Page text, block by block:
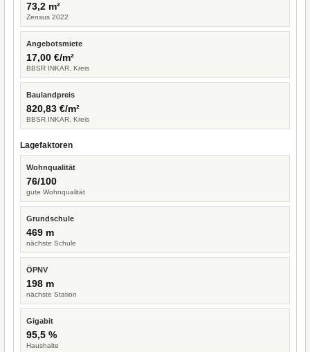
73,2 m²
Zensus 2022
Angebotsmiete
17,00 €/m²
BBSR INKAR, Kreis
Baulandpreis
820,83 €/m²
BBSR INKAR, Kreis
Lagefaktoren
Wohnqualität
76/100
gute Wohnqualität
Grundschule
469 m
nächste Schule
ÖPNV
198 m
nächste Station
Gigabit
95,5 %
Haushalte